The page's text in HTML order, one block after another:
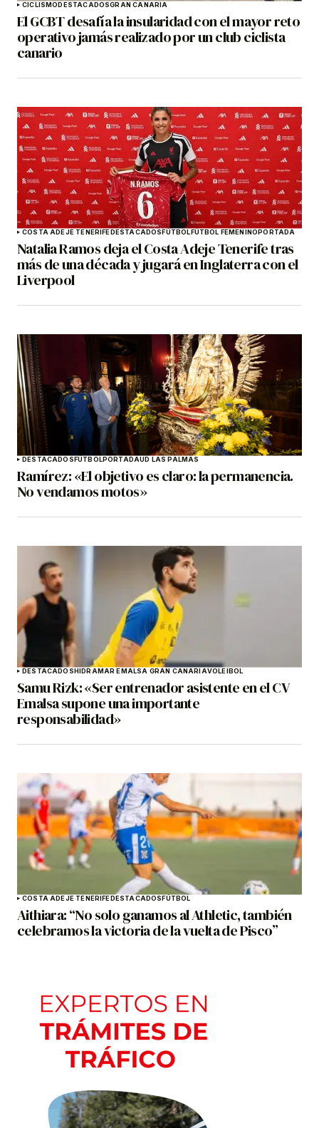
CICLISMODESTACADOSGRAN CANARIA
El GCBT desafía la insularidad con el mayor reto
operativo jamás realizado por un club ciclista
canario
COSTA ADEJE TENERIFEDESTACADOSFÚTBOLFÚTBOL FEMENINOPORTADA
Natalia Ramos deja el Costa Adeje Tenerife tras
más de una década y jugará en Inglaterra con el
Liverpool
DESTACADOSFÚTBOLPORTADAUD LAS PALMAS
Ramírez: «El objetivo es claro: la permanencia.
No vendamos motos»
DESTACADOSHIDRAMAR EMALSA GRAN CANARIAVOLEIBOL
Samu Rizk: «Ser entrenador asistente en el CV
Emalsa supone una importante
responsabilidad»
COSTA ADEJE TENERIFEDESTACADOSFÚTBOL
Aithiara: “No solo ganamos al Athletic, también
celebramos la victoria de la vuelta de Pisco”